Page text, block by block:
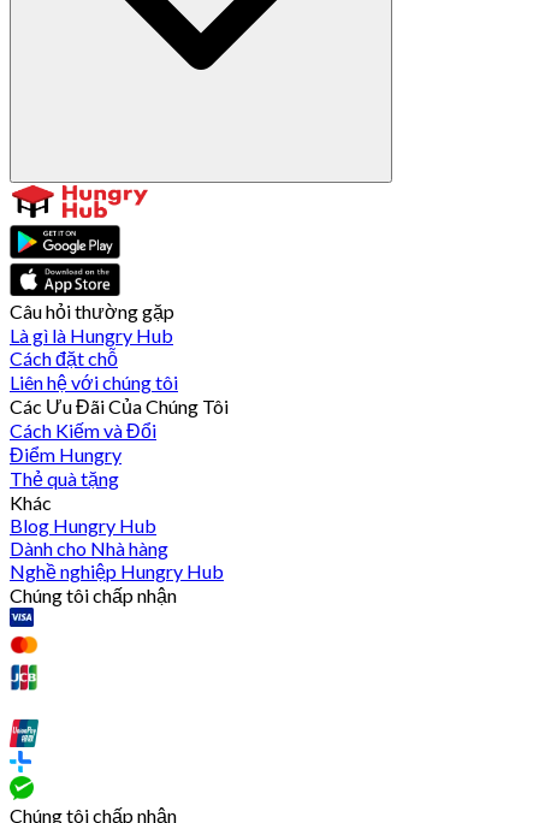
Câu hỏi thường gặp
Là gì là Hungry Hub
Cách đặt chỗ
Liên hệ với chúng tôi
Các Ưu Đãi Của Chúng Tôi
Cách Kiếm và Đổi
Điểm Hungry
Thẻ quà tặng
Khác
Blog Hungry Hub
Dành cho Nhà hàng
Nghề nghiệp Hungry Hub
Chúng tôi chấp nhận
Chúng tôi chấp nhận